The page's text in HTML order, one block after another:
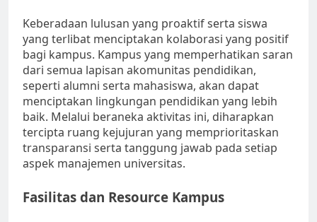
Keberadaan lulusan yang proaktif serta siswa
yang terlibat menciptakan kolaborasi yang positif
bagi kampus. Kampus yang memperhatikan saran
dari semua lapisan akomunitas pendidikan,
seperti alumni serta mahasiswa, akan dapat
menciptakan lingkungan pendidikan yang lebih
baik. Melalui beraneka aktivitas ini, diharapkan
tercipta ruang kejujuran yang memprioritaskan
transparansi serta tanggung jawab pada setiap
aspek manajemen universitas.
Fasilitas dan Resource Kampus